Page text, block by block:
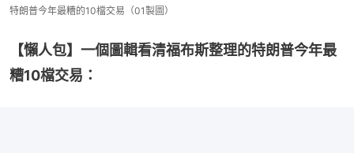
特朗普今年最糟的10檔交易（01製圖）
【懶人包】一個圖輯看清福布斯整理的特朗普今年最
糟10檔交易：